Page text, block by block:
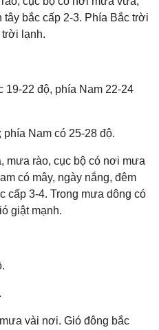
bắc cấp 2-3. Phía Bắc trời
trời lạnh.
19-22 độ, phía Nam 22-24
phía Nam có 25-28 độ.
mưa rào, cục bộ có nơi mưa
có mây, ngày nắng, đêm
cấp 3-4. Trong mưa dông có
giật mạnh.
vài nơi. Gió đông bắc